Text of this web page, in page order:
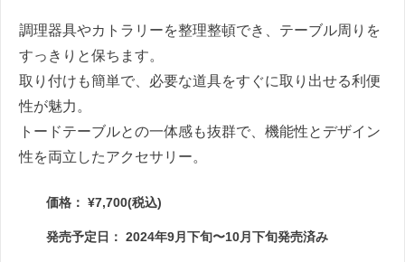
調理器具やカトラリーを整理整頓でき、テーブル周りを
すっきりと保ちます。
取り付けも簡単で、必要な道具をすぐに取り出せる利便
性が魅力。
トードテーブルとの一体感も抜群で、機能性とデザイン
性を両立したアクセサリー。
価格： ¥7,700(税込)
発売予定日： 2024年9月下旬〜10月下旬発売済み